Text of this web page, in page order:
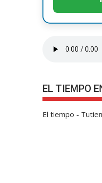
EL TIEMPO
El tiempo -